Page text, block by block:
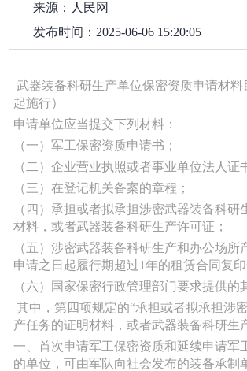
来源：人民网
发布时间：2025-06-06 15:20:05
武器装备科研生产单位保密资质申请材料
起施行）
申请单位应当提交下列材料：
（一）军工保密资质申请书；
（二）企业营业执照或者事业单位法人证
（三）在登记机关备案的章程；
（四）承担或者拟承担涉密武器装备科研
材料，或者武器装备科研生产许可证；
（五）涉密武器装备科研生产和办公场所
申请之日起履行期超过1年的租赁合同复印
（六）国家保密行政管理部门要求提供的
其中，第四项规定的“承担或者拟承担涉
产任务的证明材料，或者武器装备科研生
一、首次申请军工保密资质和延续申请军
的单位，可由军队向社会发布的装备承制